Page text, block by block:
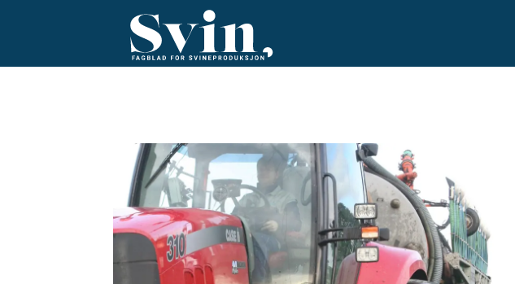
landbruksrådgivning